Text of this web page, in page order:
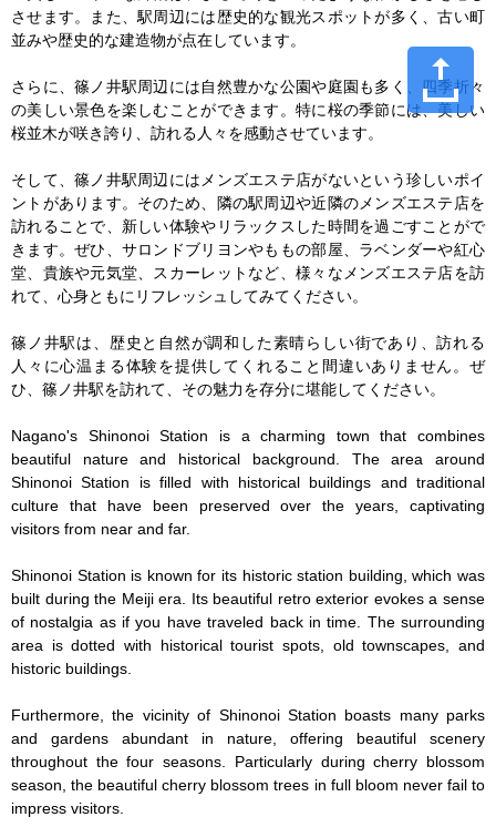
させます。また、駅周辺には歴史的な観光スポットが多く、古い町
並みや歴史的な建造物が点在しています。
さらに、篠ノ井駅周辺には自然豊かな公園や庭園も多く、四季折々
の美しい景色を楽しむことができます。特に桜の季節には、美しい
桜並木が咲き誇り、訪れる人々を感動させています。
そして、篠ノ井駅周辺にはメンズエステ店がないという珍しいポイ
ントがあります。そのため、隣の駅周辺や近隣のメンズエステ店を
訪れることで、新しい体験やリラックスした時間を過ごすことがで
きます。ぜひ、サロンドブリヨンやももの部屋、ラベンダーや紅心
堂、貴族や元気堂、スカーレットなど、様々なメンズエステ店を訪
れて、心身ともにリフレッシュしてみてください。
篠ノ井駅は、歴史と自然が調和した素晴らしい街であり、訪れる
人々に心温まる体験を提供してくれること間違いありません。ぜ
ひ、篠ノ井駅を訪れて、その魅力を存分に堪能してください。
Nagano's Shinonoi Station is a charming town that combines
beautiful nature and historical background. The area around
Shinonoi Station is filled with historical buildings and traditional
culture that have been preserved over the years, captivating
visitors from near and far.
Shinonoi Station is known for its historic station building, which was
built during the Meiji era. Its beautiful retro exterior evokes a sense
of nostalgia as if you have traveled back in time. The surrounding
area is dotted with historical tourist spots, old townscapes, and
historic buildings.
Furthermore, the vicinity of Shinonoi Station boasts many parks
and gardens abundant in nature, offering beautiful scenery
throughout the four seasons. Particularly during cherry blossom
season, the beautiful cherry blossom trees in full bloom never fail to
impress visitors.